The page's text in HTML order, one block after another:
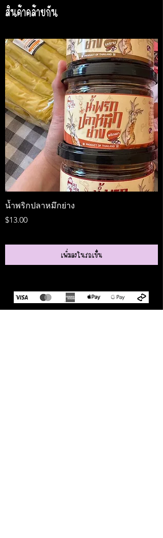
สินค้าคล้ายกัน
น้ำพริกปลาหมึกย่าง
ราคา
$13.00
เพิ่มลงในรถเข็น